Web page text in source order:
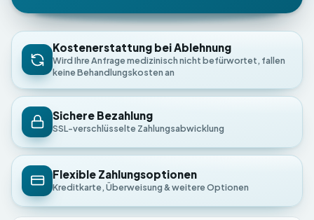
Kostenerstattung bei Ablehnung
Wird Ihre Anfrage medizinisch nicht befürwortet, fallen
keine Behandlungskosten an
Sichere Bezahlung
SSL-verschlüsselte Zahlungsabwicklung
Flexible Zahlungsoptionen
Kreditkarte, Überweisung & weitere Optionen